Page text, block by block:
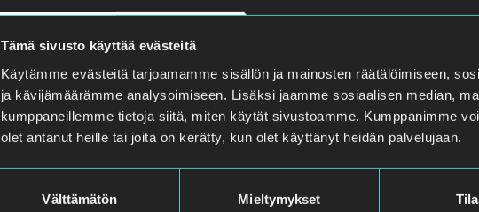
Tämä sivusto käyttää evästeitä
Käytämme evästeitä tarjoamamme sisällön ja mainosten räätälöimiseen,
ja kävijämäärämme analysoimiseen. Lisäksi jaamme sosiaalisen median,
kumppaneillemme tietoja siitä, miten käytät sivustoamme. Kumppanimme
olet antanut heille tai joita on kerätty, kun olet käyttänyt heidän palvelujaan.
Välttämätön Mieltymykset